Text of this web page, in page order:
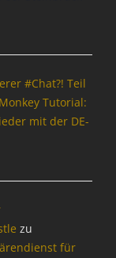
#Chat?! Teil
Tutorial:
mit der DE-
zu
für